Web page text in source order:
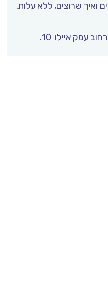
ואיך שרוצים, ללא עלות.
עמק איילון 10.